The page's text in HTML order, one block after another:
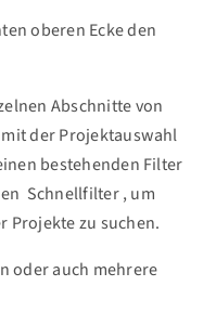
oberen Ecke den
Abschnitte von
der Projektauswahl
bestehenden Filter
Schnellfilter, um
Projekte zu suchen.
oder auch mehrere